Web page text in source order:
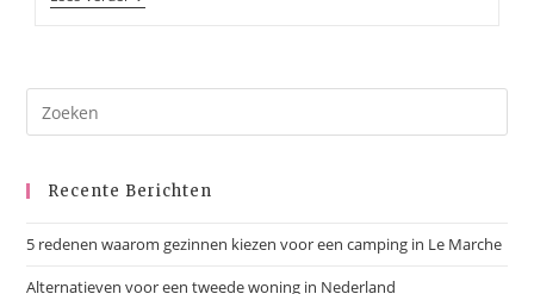
De
Te
In
Recente Berichten
5 redenen waarom gezinnen kiezen voor een camping in Le Marche
Alternatieven voor een tweede woning in Nederland